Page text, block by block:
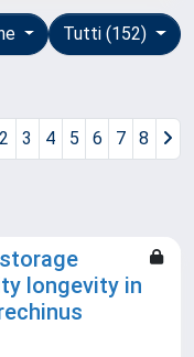
Tutti (152)
2 3 4 5 6 7 8
longevity in